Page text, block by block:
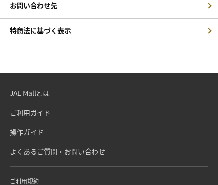
お問い合わせ先
特商法に基づく表示
JAL Mallとは
ご利用ガイド
操作ガイド
よくあるご質問・お問い合わせ
ご利用規約